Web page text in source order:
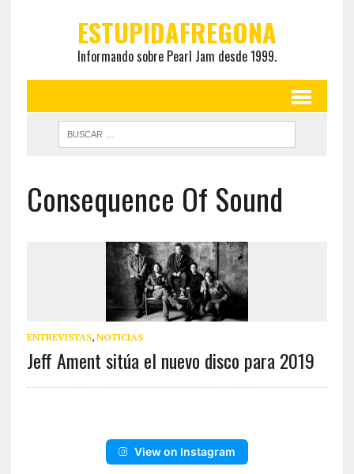
ESTUPIDAFREGONA
Informando sobre Pearl Jam desde 1999.
Consequence Of Sound
ENTREVISTAS, NOTICIAS
Jeff Ament sitúa el nuevo disco para 2019
View on Instagram